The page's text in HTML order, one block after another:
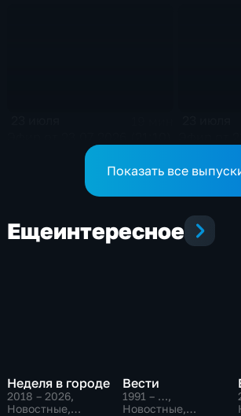
Показать все
Ещеинтересное
Неделя в городе
2018 – 2026,
Новостные,
Вести
1991 – …,
Новостные,